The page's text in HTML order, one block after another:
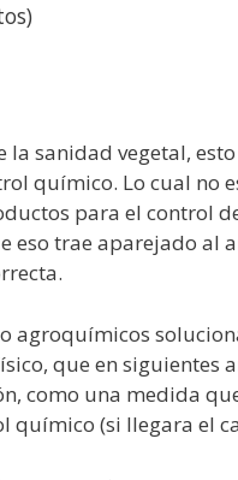
sanidad vegetal,
químico. Lo cual no
para el control
eso trae aparejado al
agroquímicos
que en siguientes
como una medida
(si llegara el